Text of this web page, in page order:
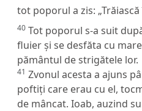
tot poporul a zis:
40 Tot poporul s-a suit
fluier și se desfăta cu
pământul de strigătele lor.
41 Zvonul acesta a ajuns
poftiți care erau cu el,
de mâncat. Ioab, auzind